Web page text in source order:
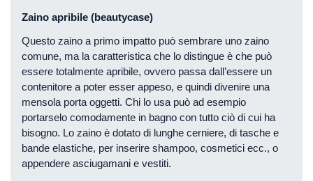
Zaino apribile (beautycase)
Questo zaino a primo impatto può sembrare uno zaino
comune, ma la caratteristica che lo distingue è che può
essere totalmente apribile, ovvero passa dall’essere un
contenitore a poter esser appeso, e quindi divenire una
mensola porta oggetti. Chi lo usa può ad esempio
portarselo comodamente in bagno con tutto ciò di cui ha
bisogno. Lo zaino è dotato di lunghe cerniere, di tasche e
bande elastiche, per inserire shampoo, cosmetici ecc., o
appendere asciugamani e vestiti.